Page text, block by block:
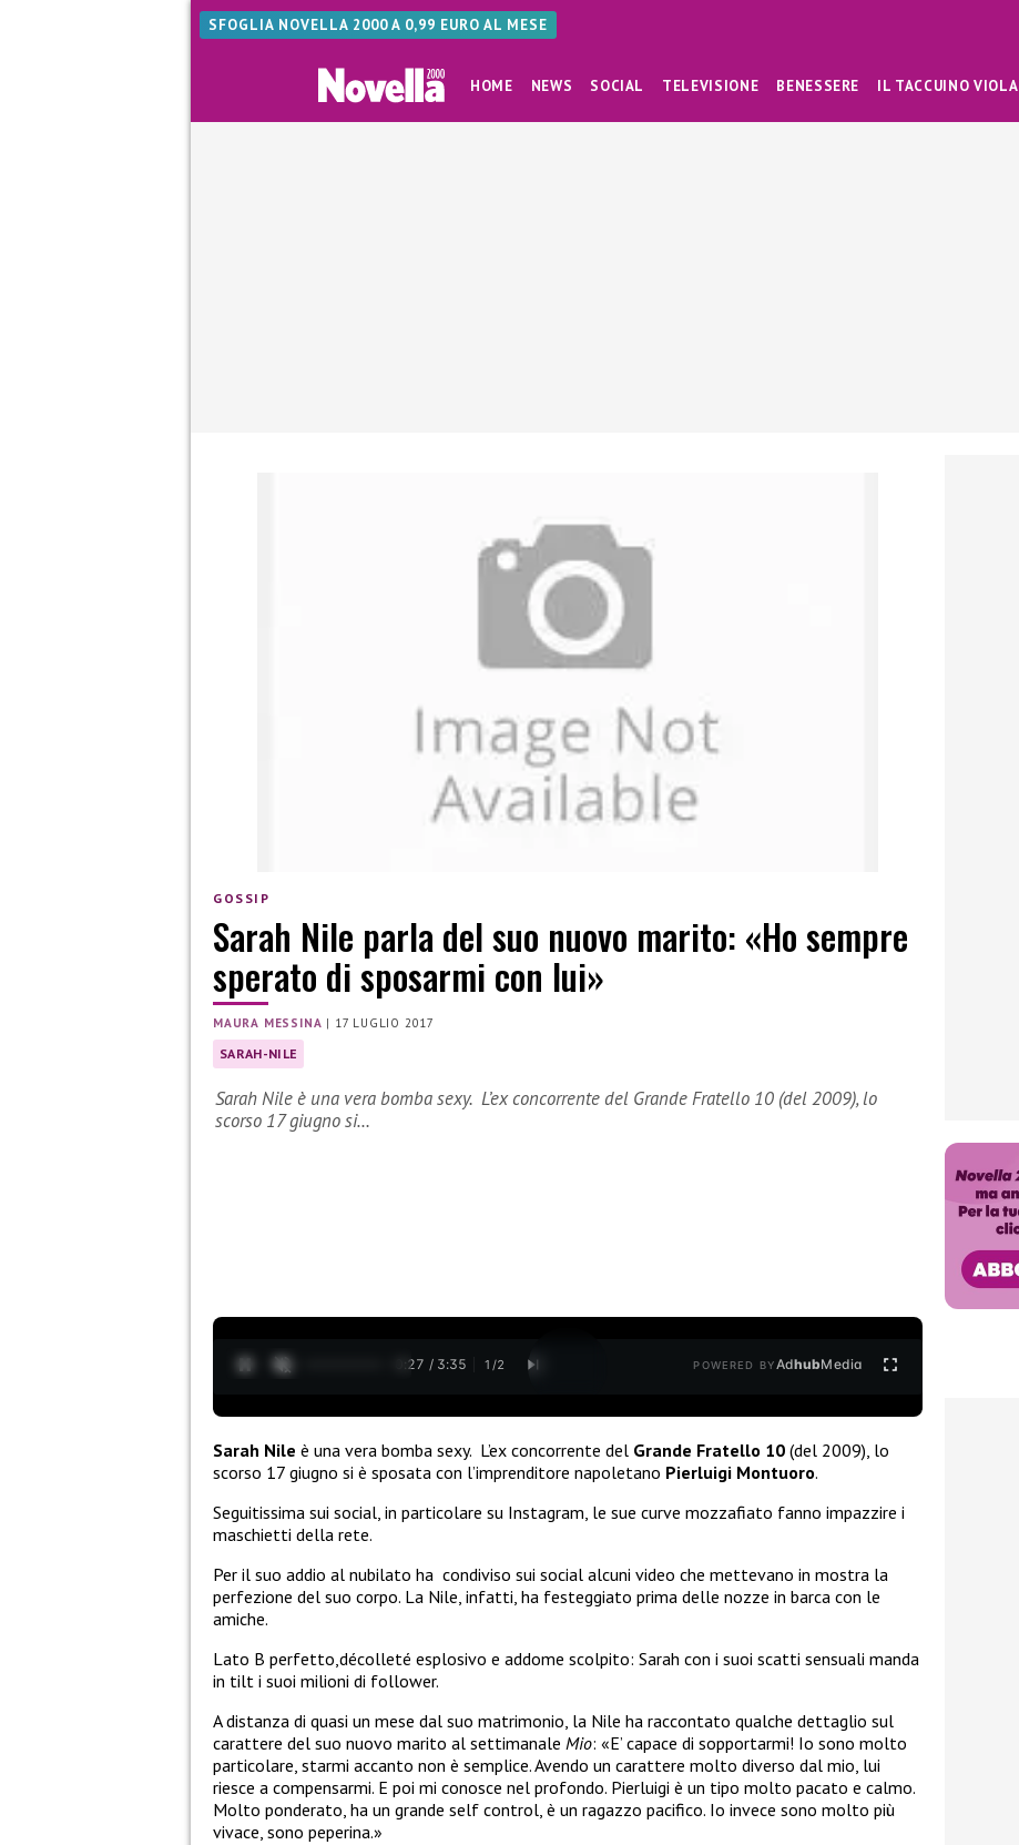
SFOGLIA NOVELLA 2000 A 0,99 EURO AL MESE
HOME NEWS SOCIAL TELEVISIONE BENESSERE IL TACCUINO VIOLA
GOSSIP
Sarah Nile parla del suo nuovo marito: «Ho sempre
sperato di sposarmi con lui»
MAURA MESSINA | 17 LUGLIO 2017
SARAH-NILE
Sarah Nile è una vera bomba sexy. L’ex concorrente del Grande Fratello 10 (del 2009), lo
scorso 17 giugno si…
0:28 / 3:35 1 /2 POWERED BYAdhubMedia
Sarah Nile è una vera bomba sexy. L’ex concorrente del Grande Fratello 10 (del 2009), lo
scorso 17 giugno si è sposata con l’imprenditore napoletano Pierluigi Montuoro.
Seguitissima sui social, in particolare su Instagram, le sue curve mozzafiato fanno impazzire i
maschietti della rete.
Per il suo addio al nubilato ha condiviso sui social alcuni video che mettevano in mostra la
perfezione del suo corpo. La Nile, infatti, ha festeggiato prima delle nozze in barca con le
amiche.
Lato B perfetto,décolleté esplosivo e addome scolpito: Sarah con i suoi scatti sensuali manda
in tilt i suoi milioni di follower.
A distanza di quasi un mese dal suo matrimonio, la Nile ha raccontato qualche dettaglio sul
carattere del suo nuovo marito al settimanale Mio: «E’ capace di sopportarmi! Io sono molto
particolare, starmi accanto non è semplice. Avendo un carattere molto diverso dal mio, lui
riesce a compensarmi. E poi mi conosce nel profondo. Pierluigi è un tipo molto pacato e calmo.
Molto ponderato, ha un grande self control, è un ragazzo pacifico. Io invece sono molto più
vivace, sono peperina.»